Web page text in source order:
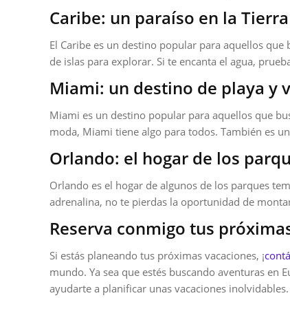
Caribe: un paraíso en la Tierra
El Caribe es un destino popular para aquellos que
de islas para explorar. Si te encanta el agua,
Miami: un destino de playa y
Miami es un destino popular para aquellos que
moda, Miami tiene algo para todos. También es
Orlando: el hogar de los
Orlando es el hogar de algunos de los parques
adrenalina, no te pierdas la oportunidad de
Reserva conmigo tus
Si estás planeando tus próximas vacaciones, ¡
mundo. Ya sea que estés buscando aventuras
ayudarte a planificar unas vacaciones inolvidables.